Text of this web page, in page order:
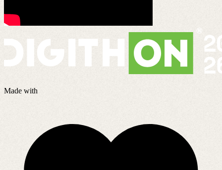
Made with